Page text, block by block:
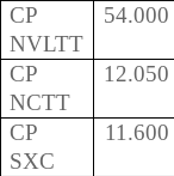
CP
NVLTT
54.000
CP
NCTT
12.050
CP
SXC
11.600